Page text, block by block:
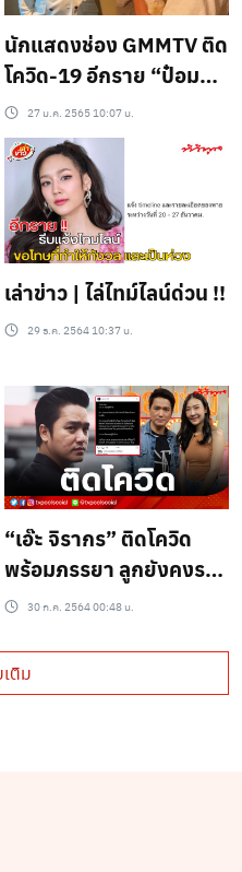
นักแสดงช่อง GMMTV ติด
โควิด-19 อีกราย “ป๋อม
แป๋ม” เผยมีอาการไข้ต่ำๆ
27 ม.ค. 2565 10:07 น.
เล่าข่าว | ไล่ไทม์ไลน์ด่วน !!
29 ธ.ค. 2564 10:37 น.
“เอ๊ะ จิรากร” ติดโควิด
พร้อมภรรยา ลูกยังคงรอ
ผลตรวจ
30 ก.ค. 2564 00:48 น.
ติม